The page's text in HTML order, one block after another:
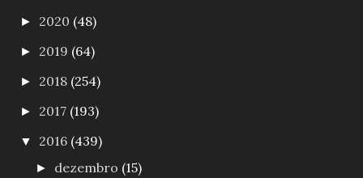
► 2020 (48)
► 2019 (64)
► 2018 (254)
► 2017 (193)
▼ 2016 (439)
► dezembro (15)